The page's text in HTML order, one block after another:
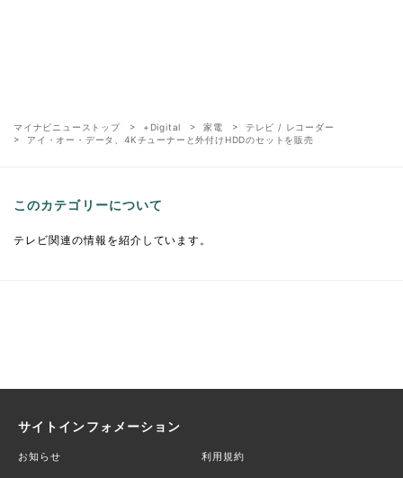
マイナビニューストップ +Digital 家電
テレビ / レコーダー
アイ・オー・データ、4Kチューナーと外付けHDDのセットを販売
このカテゴリーについて
テレビ関連の情報を紹介しています。
サイトインフォメーション
お知らせ 利用規約